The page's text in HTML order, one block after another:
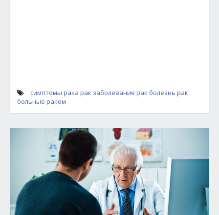
симптомы рака рак заболевание рак болезнь рак
больные раком